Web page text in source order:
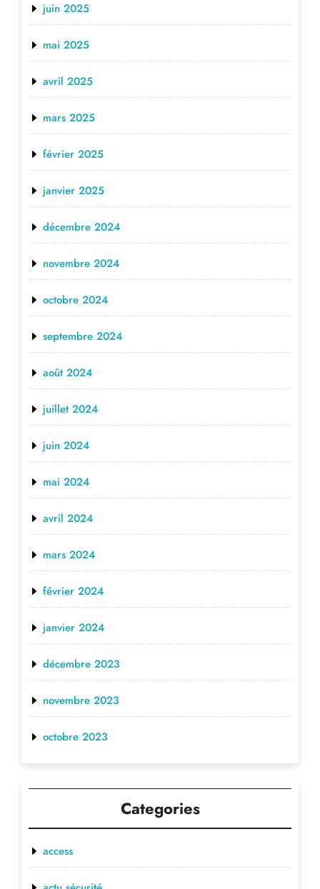
juin 2025
mai 2025
avril 2025
mars 2025
février 2025
janvier 2025
décembre 2024
novembre 2024
octobre 2024
septembre 2024
août 2024
juillet 2024
juin 2024
mai 2024
avril 2024
mars 2024
février 2024
janvier 2024
décembre 2023
novembre 2023
octobre 2023
Categories
access